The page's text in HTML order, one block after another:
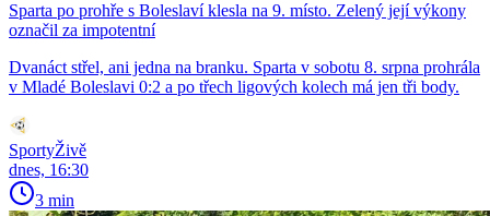
Sparta po prohře s Boleslaví klesla na 9. místo. Zelený její výkony
označil za impotentní
Dvanáct střel, ani jedna na branku. Sparta v sobotu 8. srpna prohrála
v Mladé Boleslavi 0:2 a po třech ligových kolech má jen tři body.
SportyŽivě
dnes, 16:30
3 min